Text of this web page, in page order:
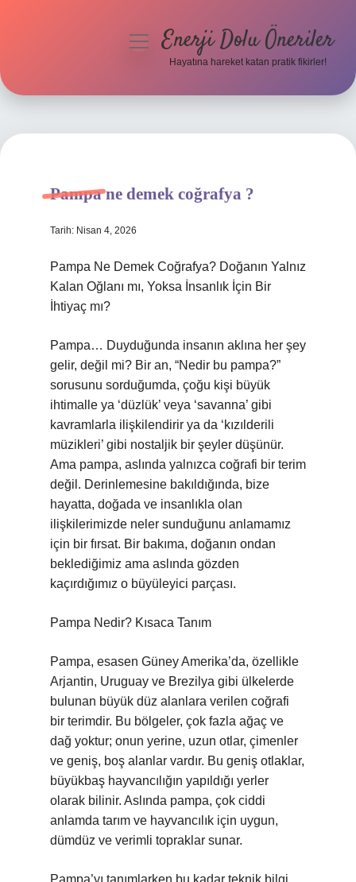
Hakkımızda
menüyüEnerji Dolu Öneriler
Hayatına hareket katan pratik fikirler!
Pampa ne demek coğrafya ?
Tarih: Nisan 4, 2026
Pampa Ne Demek Coğrafya? Doğanın Yalnız
Kalan Oğlanı mı, Yoksa İnsanlık İçin Bir
İhtiyaç mı?
Pampa… Duyduğunda insanın aklına her şey
gelir, değil mi? Bir an, “Nedir bu pampa?”
sorusunu sorduğumda, çoğu kişi büyük
ihtimalle ya ‘düzlük’ veya ‘savanna’ gibi
kavramlarla ilişkilendirir ya da ‘kızılderili
müzikleri’ gibi nostaljik bir şeyler düşünür.
Ama pampa, aslında yalnızca coğrafi bir terim
değil. Derinlemesine bakıldığında, bize
hayatta, doğada ve insanlıkla olan
ilişkilerimizde neler sunduğunu anlamamız
için bir fırsat. Bir bakıma, doğanın ondan
beklediğimiz ama aslında gözden
kaçırdığımız o büyüleyici parçası.
Pampa Nedir? Kısaca Tanım
Pampa, esasen Güney Amerika’da, özellikle
Arjantin, Uruguay ve Brezilya gibi ülkelerde
bulunan büyük düz alanlara verilen coğrafi
bir terimdir. Bu bölgeler, çok fazla ağaç ve
dağ yoktur; onun yerine, uzun otlar, çimenler
ve geniş, boş alanlar vardır. Bu geniş otlaklar,
büyükbaş hayvancılığın yapıldığı yerler
olarak bilinir. Aslında pampa, çok ciddi
anlamda tarım ve hayvancılık için uygun,
dümdüz ve verimli topraklar sunar.
Pampa’yı tanımlarken bu kadar teknik bilgi